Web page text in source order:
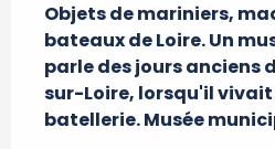
Objets de mariniers,
bateaux de Loire. Un
parle des jours anciens
sur-Loire, lorsqu'il
batellerie. Musée